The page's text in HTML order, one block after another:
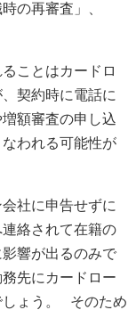
の再審査」、
ことはカードロ
契約時に電話に
額審査の申し込
われる可能性が
社に申告せずに
絡されて在籍の
響が出るのみで
先にカードロー
しょう。 そのため